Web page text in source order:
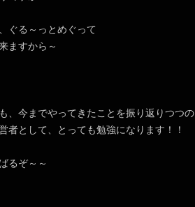
ぐる～っとめぐって
ますから～
、今までやってきたことを振り返りつつの
者として、とっても勉強になります！！
るぞ～～